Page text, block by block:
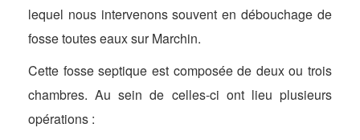
lequel nous intervenons souvent en débouchage de
fosse toutes eaux sur Marchin.
Cette fosse septique est composée de deux ou trois
chambres. Au sein de celles-ci ont lieu plusieurs
opérations :